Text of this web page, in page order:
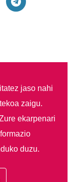
jaso nahi
zaigu.
ekarpenari
duzu.